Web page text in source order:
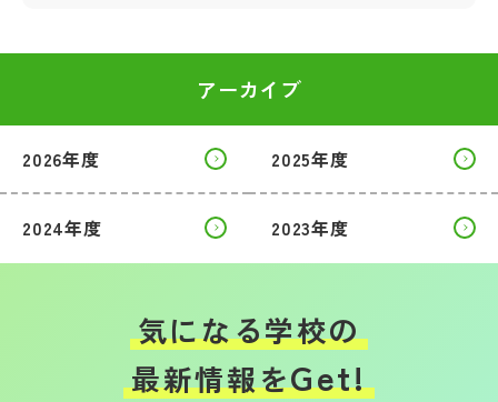
アーカイブ
2026年度 2025年度
2024年度 2023年度
気になる学校の
最新情報をGet!